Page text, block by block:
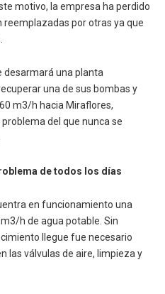
motivo, la empresa ha perdido
por otras ya que
desarmará una planta
una de sus bombas y
m3/h hacia Miraflores,
del que nunca se
de todos los días
en funcionamiento una
h de agua potable. Sin
llegue fue necesario
las válvulas de aire, limpieza y